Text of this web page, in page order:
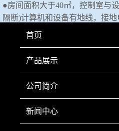
●房间面积大于40㎡，控制室与
隔断)计算机和设备有地线，接地
●气源，N2
五线制，接地电阻小于
上一页
首页
产品展示
公司简介
新闻中心